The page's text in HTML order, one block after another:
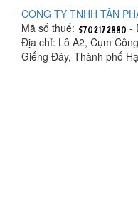
CÔNG TY TNHH TÂN
Mã số thuế:
-
Địa chỉ: Lô A2, Cụm
Giếng Đáy, Thành phố